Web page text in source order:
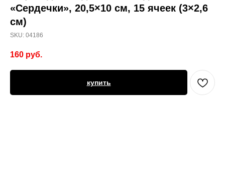
«Сердечки», 20,5×10 см, 15 ячеек (3×2,6
см)
SKU: 04186
160 руб.
купить